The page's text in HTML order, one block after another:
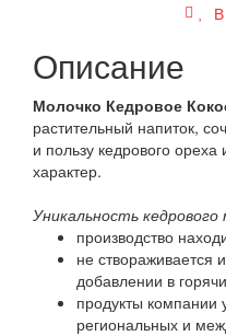
Описание
Молочко Кедровое
растительный напиток,
и пользу кедрового ореха
характер.
Уникальность
производство
не створаживается
добавлении в
продукты компании
региональных и